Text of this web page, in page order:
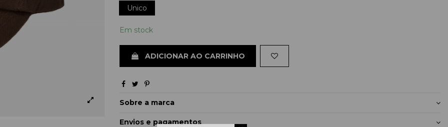
Unico
Em stock
ADICIONAR AO CARRINHO
Sobre a marca
Envios e pagamentos